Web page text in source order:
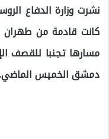
نشرت وزارة الدفاع
كانت قادمة من
مسارها تجنبا للقصف
دمشق الخميس